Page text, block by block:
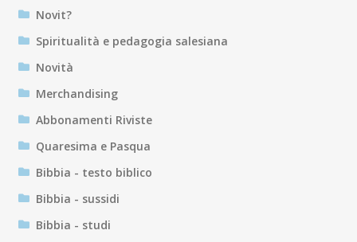
Novit?
Spiritualità e pedagogia salesiana
Novità
Merchandising
Abbonamenti Riviste
Quaresima e Pasqua
Bibbia - testo biblico
Bibbia - sussidi
Bibbia - studi